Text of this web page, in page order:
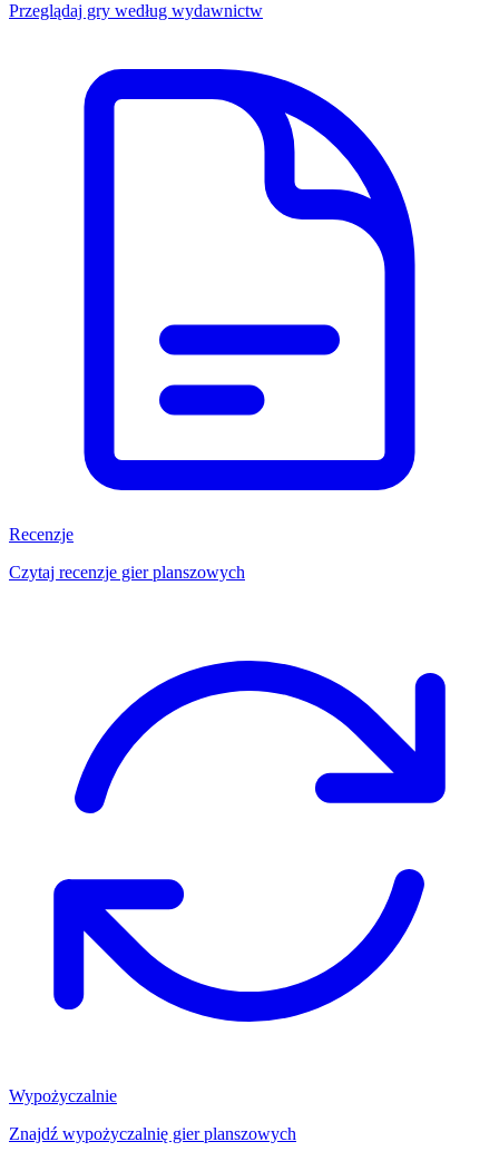
Przeglądaj gry według wydawnictw
Recenzje
Czytaj recenzje gier planszowych
Wypożyczalnie
Znajdź wypożyczalnię gier planszowych